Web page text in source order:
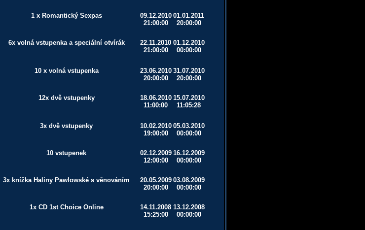
1 x Romantický Sexpas
09.12.2010
21:00:00
01.01.2011
20:00:00
6x volná vstupenka a speciální otvírák
22.11.2010
21:00:00
01.12.2010
00:00:00
10 x volná vstupenka
23.06.2010
20:00:00
31.07.2010
20:00:00
12x dvě vstupenky
18.06.2010
11:00:00
15.07.2010
11:05:28
3x dvě vstupenky
10.02.2010
19:00:00
05.03.2010
00:00:00
10 vstupenek
02.12.2009
12:00:00
16.12.2009
00:00:00
3x knížka Haliny Pawlowské s věnováním
20.05.2009
20:00:00
03.08.2009
00:00:00
1x CD 1st Choice Online
14.11.2008
15:25:00
13.12.2008
00:00:00